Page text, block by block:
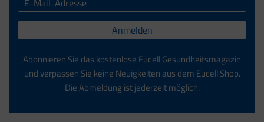
Anmelden
Abonnieren Sie das kostenlose Eucell Gesundheitsmagazin
und verpassen Sie keine Neuigkeiten aus dem Eucell Shop.
Die Abmeldung ist jederzeit möglich.